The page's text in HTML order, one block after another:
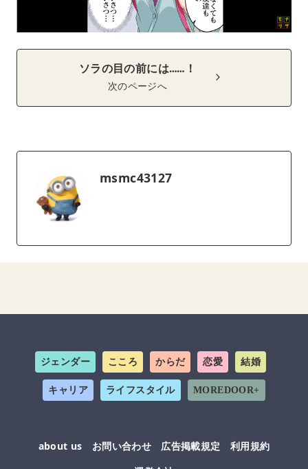
ソラの目の前には……！
次のページへ
msmc43127
ジェンダー こころ からだ 恋愛 結婚
キャリア ライフスタイル MOREDOOR+
about us お問い合わせ 広告掲載規定
利用規約